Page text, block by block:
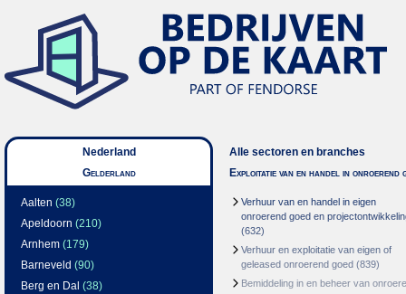
Nederland
Gelderland
Aalten (38)
Apeldoorn (210)
Arnhem (179)
Barneveld (90)
Berg en Dal (38)
Alle sectoren en branches
Exploitatie van en handel in onroerend
Verhuur van en handel in eigen
onroerend goed en
(632)
Verhuur en exploitatie van eigen of
geleased onroerend goed (839)
Bemiddeling in en beheer van